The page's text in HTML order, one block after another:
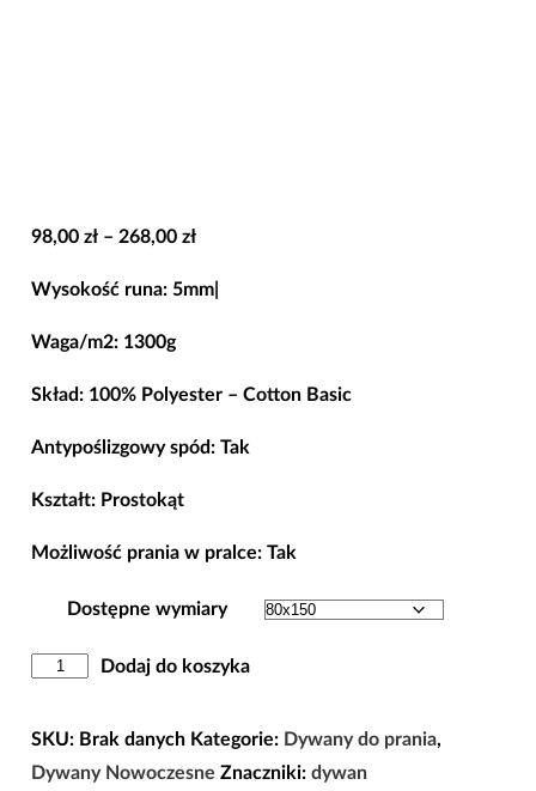
98,00 zł – 268,00 złZakres
od
268,00 zł
Wysokość runa: 5mm|
Waga/m2: 1300g
Skład: 100% Polyester – Cotton Basic
Antypoślizgowy spód: Tak
Kształt: Prostokąt
Możliwość prania w pralce: Tak
Dostępne wymiary
ilość
Antypoślizgowy
Horeca-
Dodaj do koszyka
SKU: Brak danych Kategorie: Dywany do prania,
Dywany Nowoczesne Znaczniki: dywan